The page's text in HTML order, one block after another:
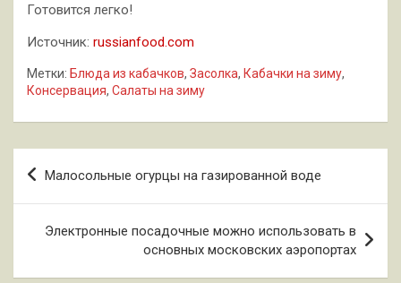
Готовится легко!
Источник: russianfood.com
Метки: Блюда из кабачков, Засолка, Кабачки на зиму,
Консервация, Салаты на зиму
Навигация
записям
Малосольные огурцы на газированной воде
Электронные посадочные можно использовать в
основных московских аэропортах